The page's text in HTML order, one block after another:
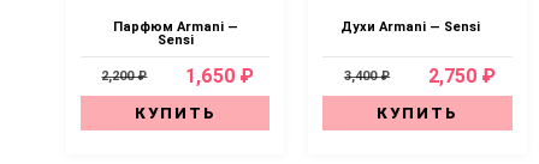
Парфюм Armani —
Sensi
2,200 ₽ 1,650 ₽
КУПИТЬ
Духи Armani — Sensi
3,400 ₽ 2,750 ₽
КУПИТЬ